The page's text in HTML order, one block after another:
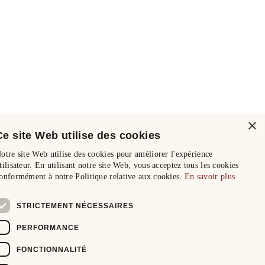
×
site Web utilise des cookies
site Web utilise des cookies pour améliorer l'expérience
En utilisant notre site Web, vous acceptez tous les cookies
à notre Politique relative aux cookies. En savoir plus
STRICTEMENT NÉCESSAIRES
PERFORMANCE
FONCTIONNALITÉ